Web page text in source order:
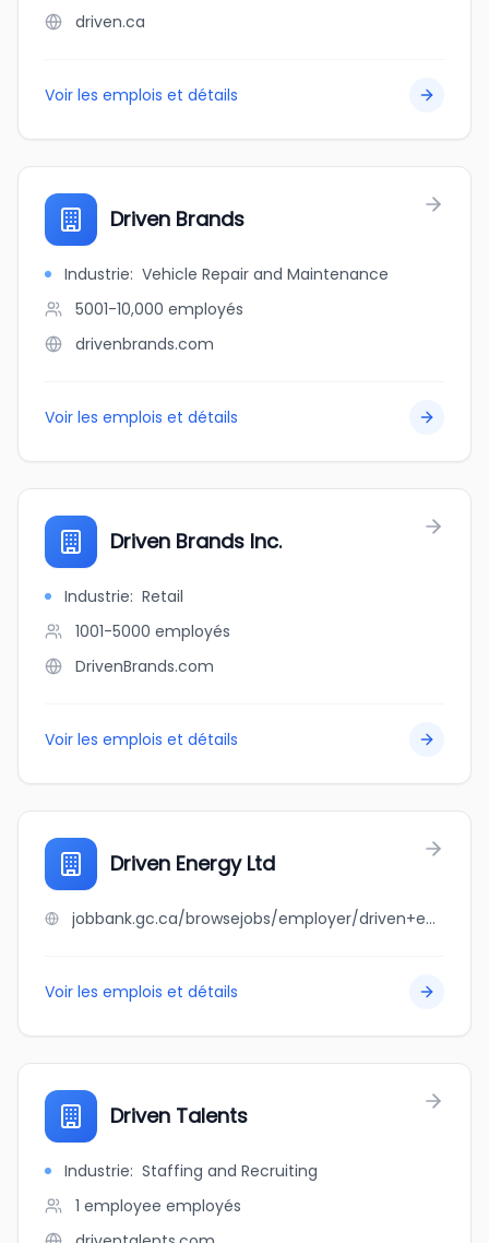
driven.ca
Voir les emplois et détails
Driven Brands
Industrie: Vehicle Repair and Maintenance
5001-10,000 employés
drivenbrands.com
Voir les emplois et détails
Driven Brands Inc.
Industrie: Retail
1001-5000 employés
DrivenBrands.com
Voir les emplois et détails
Driven Energy Ltd
jobbank.gc.ca/browsejobs/employer/driven+energy+ltd/ca
Voir les emplois et détails
Driven Talents
Industrie: Staffing and Recruiting
1 employee employés